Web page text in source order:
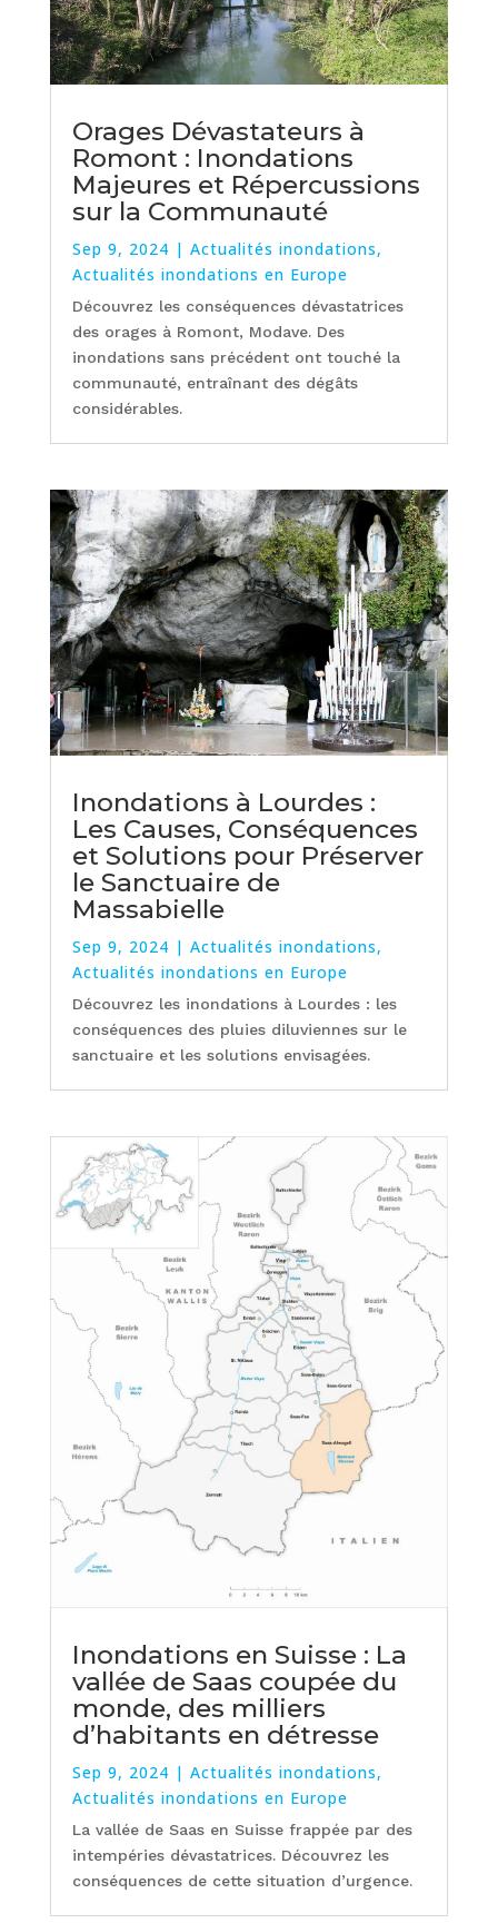
Orages Dévastateurs à
Romont : Inondations
Majeures et Répercussions
sur la Communauté
Sep 9, 2024 | Actualités inondations,
Actualités inondations en Europe
Découvrez les conséquences dévastatrices
des orages à Romont, Modave. Des
inondations sans précédent ont touché la
communauté, entraînant des dégâts
considérables.
Inondations à Lourdes :
Les Causes, Conséquences
et Solutions pour Préserver
le Sanctuaire de
Massabielle
Sep 9, 2024 | Actualités inondations,
Actualités inondations en Europe
Découvrez les inondations à Lourdes : les
conséquences des pluies diluviennes sur le
sanctuaire et les solutions envisagées.
Inondations en Suisse : La
vallée de Saas coupée du
monde, des milliers
d’habitants en détresse
Sep 9, 2024 | Actualités inondations,
Actualités inondations en Europe
La vallée de Saas en Suisse frappée par des
intempéries dévastatrices. Découvrez les
conséquences de cette situation d’urgence.